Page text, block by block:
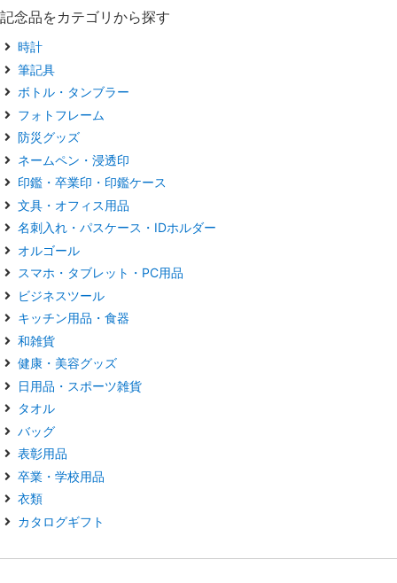
記念品をカテゴリから探す
時計
筆記具
ボトル・タンブラー
フォトフレーム
防災グッズ
ネームペン・浸透印
印鑑・卒業印・印鑑ケース
文具・オフィス用品
名刺入れ・パスケース・IDホルダー
オルゴール
スマホ・タブレット・PC用品
ビジネスツール
キッチン用品・食器
和雑貨
健康・美容グッズ
日用品・スポーツ雑貨
タオル
バッグ
表彰用品
卒業・学校用品
衣類
カタログギフト